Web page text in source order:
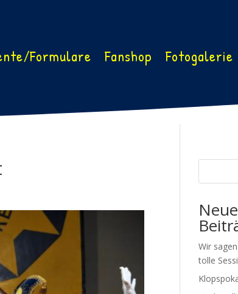
Formulare Fanshop Fotogalerie
Wir
tolle